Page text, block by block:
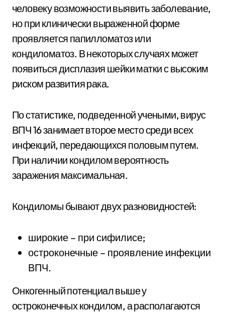
человеку возможности выявить заболевание,
но при клинически выраженной форме
проявляется папилломатоз или
кондиломатоз. В некоторых случаях может
появиться дисплазия шейки матки с высоким
риском развития рака.
По статистике, подведенной учеными, вирус
ВПЧ 16 занимает второе место среди всех
инфекций, передающихся половым путем.
При наличии кондилом вероятность
заражения максимальная.
Кондиломы бывают двух разновидностей:
широкие – при сифилисе;
остроконечные – проявление инфекции
ВПЧ.
Онкогенный потенциал выше у
остроконечных кондилом, а располагаются